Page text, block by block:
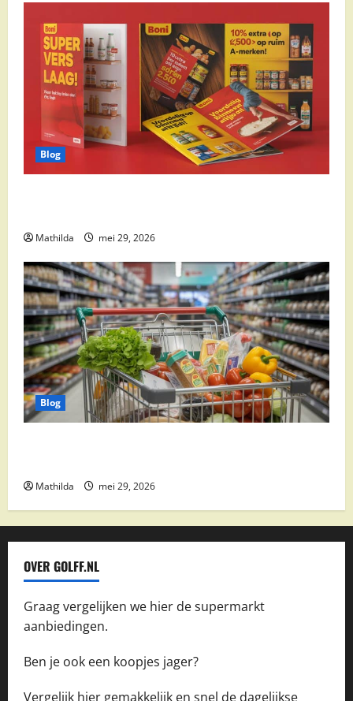
Blog
Mathilda mei 29, 2026
Blog
Mathilda mei 29, 2026
OVER GOLFF.NL
Graag vergelijken we hier de supermarkt
aanbiedingen.
Ben je ook een koopjes jager?
Vergelijk hier gemakkelijk en snel de dagelijkse